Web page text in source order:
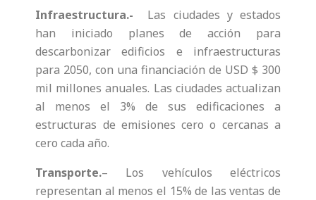
Infraestructura.-
Las ciudades y estados
han iniciado planes de acción para
descarbonizar edificios e infraestructuras
para 2050, con una financiación de USD $ 300
mil millones anuales. Las ciudades actualizan
al menos el 3% de sus edificaciones a
estructuras de emisiones cero o cercanas a
cero cada año.
Transporte.– Los vehículos eléctricos
representan al menos el 15% de las ventas de